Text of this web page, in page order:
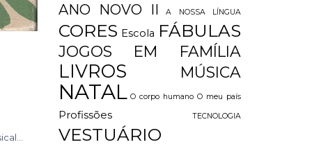
ANO NOVO II
A NOSSA LÍNGUA
CORES Escola FÁBULAS
JOGOS EM FAMÍLIA
LIVROS MÚSICA
NATAL O corpo humano O meu país
Profissões TECNOLOGIA
VESTUÁRIO